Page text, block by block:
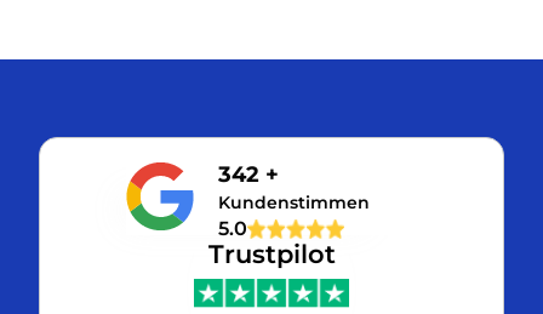
342 +
Kundenstimmen
5.0
Trustpilot